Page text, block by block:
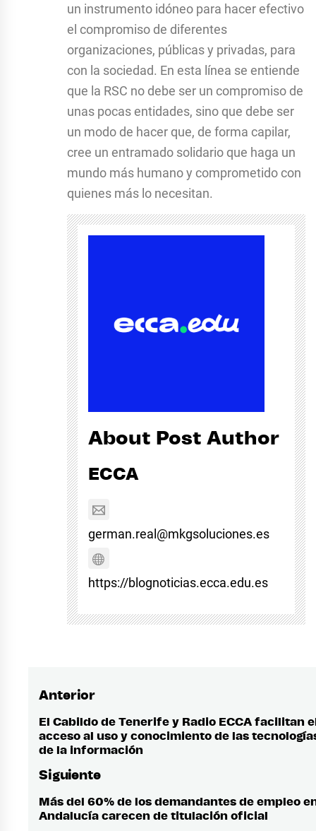
un instrumento idóneo para hacer efectivo
el compromiso de diferentes
organizaciones, públicas y privadas, para
con la sociedad. En esta línea se entiende
que la RSC no debe ser un compromiso de
unas pocas entidades, sino que debe ser
un modo de hacer que, de forma capilar,
cree un entramado solidario que haga un
mundo más humano y comprometido con
quienes más lo necesitan.
About Post Author
ECCA
german.real@mkgsoluciones.es
https://blognoticias.ecca.edu.es
Navegación
de
entradas
Anterior
Entrada
anterior:
El Cabildo de Tenerife y Radio ECCA facilitan
acceso al uso y conocimiento de las
de la información
Siguiente
Entrada
siguiente:
Más del 60% de los demandantes de empleo
Andalucía carecen de titulación oficial